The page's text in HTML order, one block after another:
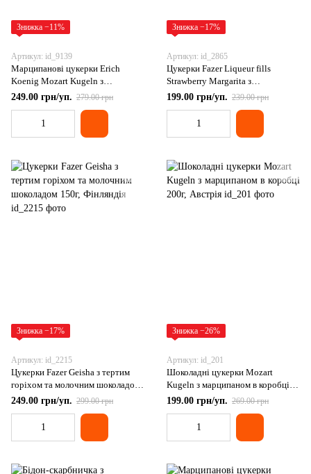
Знижка −11%
Артикул: id_9139
Марципанові цукерки Erich
Koenig Mozart Kugeln з
фісташковою начинкою 200г,
249.00 грн/уп. 279.00 грн
Знижка −17%
Артикул: id_2865
Цукерки Fazer Liqueur fills
Strawberry Margarita з
полуничною маргаритою 150г
199.00 грн/уп. 239.00 грн
Знижка −17%
Артикул: id_2215
Цукерки Fazer Geisha з тертим
горіхом та молочним шоколадом
150г, Фінляндія
249.00 грн/уп. 299.00 грн
Знижка −26%
Артикул: id_201
Шоколадні цукерки Mozart
Kugeln з марципаном в коробці
200г, Австрія
199.00 грн/уп. 269.00 грн